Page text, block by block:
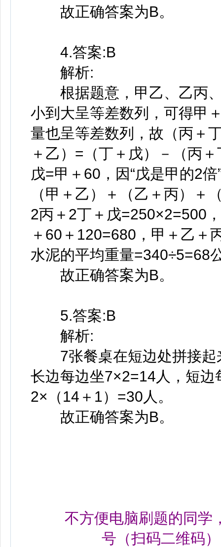
故正确答案为B。
4.答案:B
解析:
根据题意，甲乙、乙丙、
小到大呈等差数列，可得甲
量也呈等差数列，故（丙＋
＋乙）=（丁＋戊）－（丙
戊=甲＋60，因“戊是甲的2
（甲＋乙）＋（乙＋丙）＋
2丙＋2丁＋戊=250×2=500
＋60＋120=680，甲＋乙＋
水泥的平均重量=340÷5=68
故正确答案为B。
5.答案:B
解析:
7张餐桌在短边处拼接起
长边每边坐7×2=14人，短
2×（14＋1）=30人。
故正确答案为B。
不方便电脑刷题的同学
号（扫码二维码